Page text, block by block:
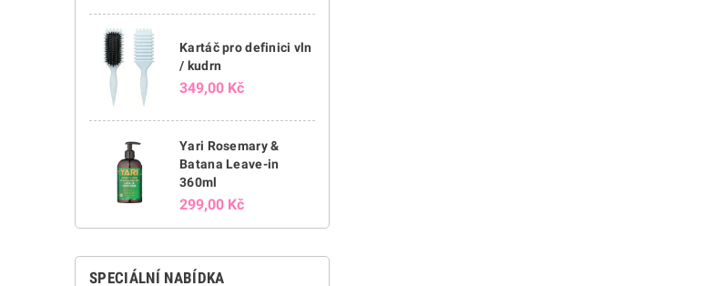
Kartáč pro definici vln
/ kudrn
349,00 Kč
Yari Rosemary &
Batana Leave-in
360ml
299,00 Kč
SPECIÁLNÍ NABÍDKA